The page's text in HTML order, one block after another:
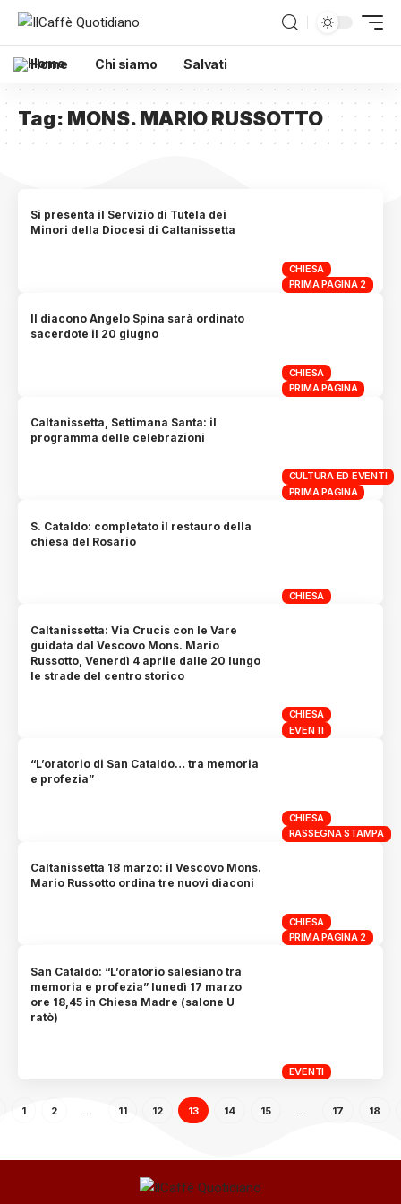
Home Chi siamo Salvati
Tag: MONS. MARIO RUSSOTTO
CHIESA
PRIMA PAGINA 2
Si presenta il Servizio di Tutela dei
Minori della Diocesi di Caltanissetta
CHIESA
PRIMA PAGINA
Il diacono Angelo Spina sarà ordinato
sacerdote il 20 giugno
CULTURA ED EVENTI
PRIMA PAGINA
Caltanissetta, Settimana Santa: il
programma delle celebrazioni
CHIESA
S. Cataldo: completato il restauro della
chiesa del Rosario
CHIESA
EVENTI
Caltanissetta: Via Crucis con le Vare
guidata dal Vescovo Mons. Mario
Russotto, Venerdì 4 aprile dalle 20 lungo
le strade del centro storico
CHIESA
RASSEGNA STAMPA
“L’oratorio di San Cataldo… tra memoria
e profezia”
CHIESA
PRIMA PAGINA 2
Caltanissetta 18 marzo: il Vescovo Mons.
Mario Russotto ordina tre nuovi diaconi
EVENTI
San Cataldo: “L’oratorio salesiano tra
memoria e profezia” lunedì 17 marzo
ore 18,45 in Chiesa Madre (salone U
ratò)
1 2 11 12 13 14 15 17 18